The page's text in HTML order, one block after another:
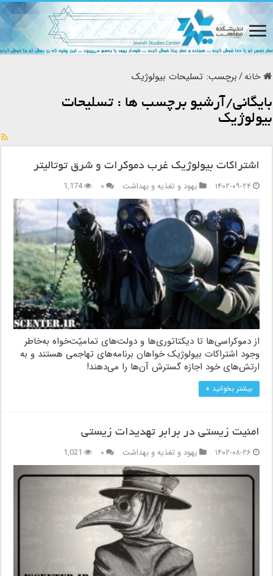
خانه/برچسب:تسلیحات بیولوژیک
بایگانی/آرشیو برچسب ها :تسلیحات
بیولوژیک
اشتراکات بیولوژیک غرب دموکرات و شرق توتالیتر
۱۴۰۲-۰۹-۲۴
یهود و تغذیه و بهداشت ۰ 1,174
از دموکراسی‌ها تا دیکتاتوری‌ها و دولت‌های تمامیّت‌خواه به‌خاطر
وجود اشتراکات بیولوژیک خواهان برنامه‌های تهاجمی هستند و به
ارتش‌های خود اجازه گسترش آن‌ها را می‌دهند!
بیشتر بخوانید »
امنیت زیستی در برابر تهدیدات زیستی
۱۴۰۲-۰۸-۲۶
یهود و تغذیه و بهداشت ۰ 1,021